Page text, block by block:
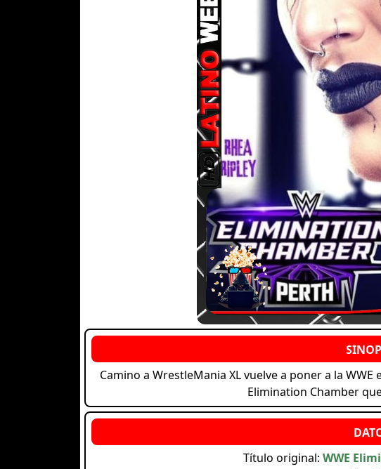
Camino a WrestleMania XL vuelve a poner a la
Elimination Chamber
Título original: WWE